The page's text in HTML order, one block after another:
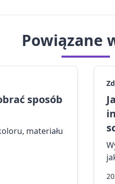
Powiązane
sposób
materiału